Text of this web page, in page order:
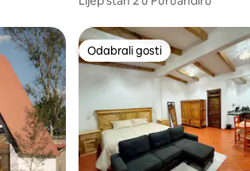
Odabrali gosti
Odabrali gosti